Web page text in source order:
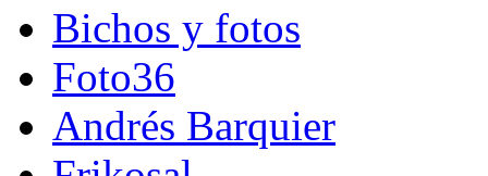
Bichos y fotos
Foto36
Andrés Barquier